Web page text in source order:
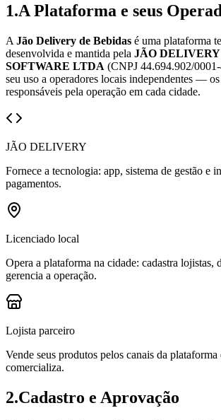
1.A Plataforma e seus
A Jão Delivery de Bebidas é uma plataforma
desenvolvida e mantida pela JÃO
SOFTWARE LTDA (CNPJ 44.694.902/
seu uso a operadores locais independentes — os
responsáveis pela operação em cada cidade.
JÃO DELIVERY
Fornece a tecnologia: app, sistema de gestão e
pagamentos.
Licenciado local
Opera a plataforma na cidade: cadastra lojistas,
gerencia a operação.
Lojista parceiro
Vende seus produtos pelos canais da
comercializa.
2.Cadastro e Aprovação